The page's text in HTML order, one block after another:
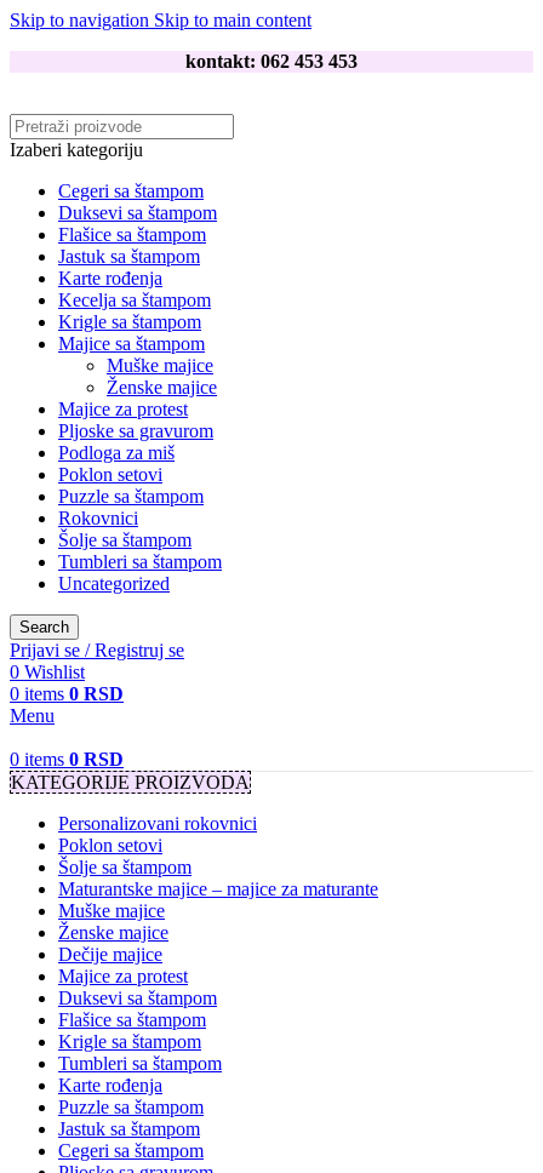
Skip to navigation Skip to main content
kontakt: 062 453 453
Izaberi kategoriju
Cegeri sa štampom
Duksevi sa štampom
Flašice sa štampom
Jastuk sa štampom
Karte rođenja
Kecelja sa štampom
Krigle sa štampom
Majice sa štampom
Muške majice
Ženske majice
Majice za protest
Pljoske sa gravurom
Podloga za miš
Poklon setovi
Puzzle sa štampom
Rokovnici
Šolje sa štampom
Tumbleri sa štampom
Uncategorized
Search
Prijavi se / Registruj se
0 Wishlist
0 items 0 RSD
Menu
0 items 0 RSD
KATEGORIJE PROIZVODA
Personalizovani rokovnici
Poklon setovi
Šolje sa štampom
Maturantske majice – majice za maturante
Muške majice
Ženske majice
Dečije majice
Majice za protest
Duksevi sa štampom
Flašice sa štampom
Krigle sa štampom
Tumbleri sa štampom
Karte rođenja
Puzzle sa štampom
Jastuk sa štampom
Cegeri sa štampom